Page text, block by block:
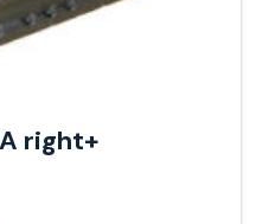
right+